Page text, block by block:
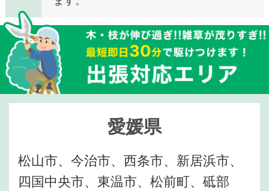
愛媛県
松山市、今治市、西条市、新居浜市、
四国中央市、東温市、松前町、砥部